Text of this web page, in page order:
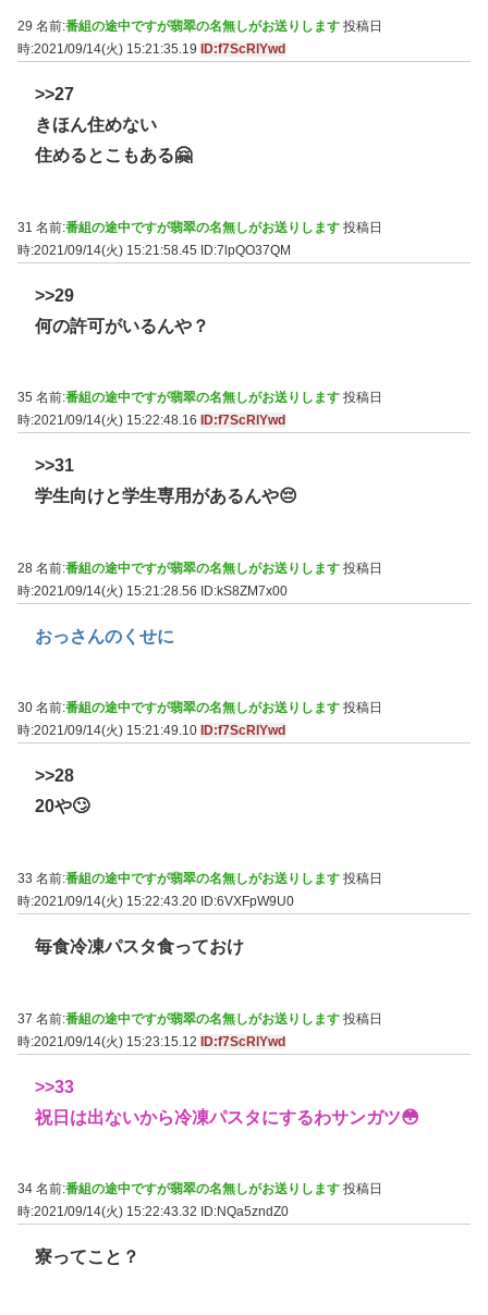
29 名前:番組の途中ですが翡翠の名無しがお送りします 投稿日
時:2021/09/14(火) 15:21:35.19
ID:f7ScRlYwd
>>27
きほん住めない
住めるとこもある🤗
31 名前:番組の途中ですが翡翠の名無しがお送りします 投稿日
時:2021/09/14(火) 15:21:58.45 ID:7lpQO37QM
>>29
何の許可がいるんや？
35 名前:番組の途中ですが翡翠の名無しがお送りします 投稿日
時:2021/09/14(火) 15:22:48.16
ID:f7ScRlYwd
>>31
学生向けと学生専用があるんや😔
28 名前:番組の途中ですが翡翠の名無しがお送りします 投稿日
時:2021/09/14(火) 15:21:28.56 ID:kS8ZM7x00
おっさんのくせに
30 名前:番組の途中ですが翡翠の名無しがお送りします 投稿日
時:2021/09/14(火) 15:21:49.10 ID:f7ScRlYwd
>>28
20や🙄
33 名前:番組の途中ですが翡翠の名無しがお送りします 投稿日
時:2021/09/14(火) 15:22:43.20 ID:6VXFpW9U0
毎食冷凍パスタ食っておけ
37 名前:番組の途中ですが翡翠の名無しがお送りします 投稿日
時:2021/09/14(火) 15:23:15.12 ID:f7ScRlYwd
>>33
祝日は出ないから冷凍パスタにするわサンガツ😳
34 名前:番組の途中ですが翡翠の名無しがお送りします 投稿日
時:2021/09/14(火) 15:22:43.32
ID:NQa5zndZ0
寮ってこと？